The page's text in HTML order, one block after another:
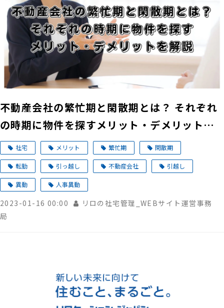
不動産会社の繁忙期と閑散期とは？ それぞれ
の時期に物件を探すメリット・デメリットを
解説社宅 メリット 繁忙期 閑散期
転勤 引っ越し 不動産会社 引越し
異動 人事異動
2023-01-16 00:00
リロの社宅管理_WEBサイト運営事務
局